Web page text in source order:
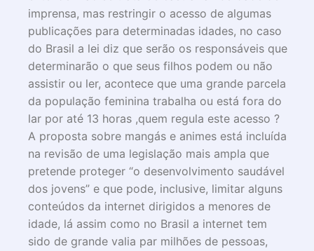
imprensa, mas restringir o acesso de algumas
publicações para determinadas idades, no caso
do Brasil a lei diz que serão os responsáveis que
determinarão o que seus filhos podem ou não
assistir ou ler, acontece que uma grande parcela
da população feminina trabalha ou está fora do
lar por até 13 horas ,quem regula este acesso ?
A proposta sobre mangás e animes está incluída
na revisão de uma legislação mais ampla que
pretende proteger “o desenvolvimento saudável
dos jovens” e que pode, inclusive, limitar alguns
conteúdos da internet dirigidos a menores de
idade, lá assim como no Brasil a internet tem
sido de grande valia par milhões de pessoas,